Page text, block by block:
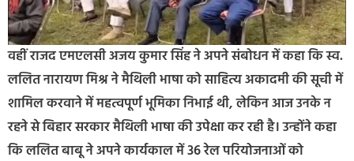
वहीं राजद एमएलसी अजय कुमार सिंह ने अपने संबोधन में कहा कि स्व.
ललित नारायण मिश्र ने मैथिली भाषा को साहित्य अकादमी की सूची में
शामिल करवाने में महत्वपूर्ण भूमिका निभाई थी, लेकिन आज उनके न
रहने से बिहार सरकार मैथिली भाषा की उपेक्षा कर रही है। उन्होंने कहा
कि ललित बाबू ने अपने कार्यकाल में 36 रेल परियोजनाओं को